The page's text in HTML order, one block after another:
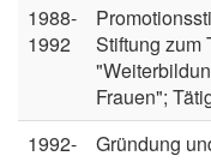
1988-
1992
Stiftung zum
Frauen";
1992-
Gründung